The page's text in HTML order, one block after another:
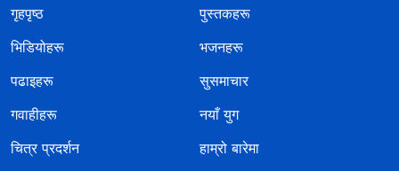
गृहपृष्ठ
पुस्तकहरू
भिडियोहरू
भजनहरू
पढाइहरू
सुसमाचार
गवाहीहरू
नयाँ युग
चित्र प्रदर्शन
हाम्रो बारेमा